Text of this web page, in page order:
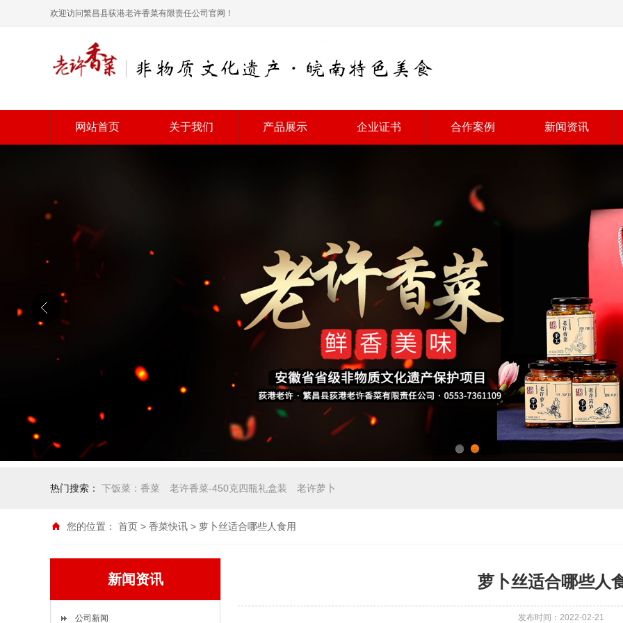
欢迎访问繁昌县荻港老许香菜有限责任公司官网！
网站首页 关于我们 产品展示 企业证书 合作案例 新闻资讯
热门搜索： 下饭菜：香菜 老许香菜-450克四瓶礼盒装 老许萝卜
您的位置： 首页 > 香菜快讯 > 萝卜丝适合哪些人食用
新闻资讯
公司新闻
萝卜丝适合哪些人
发布时间：2022-02-21